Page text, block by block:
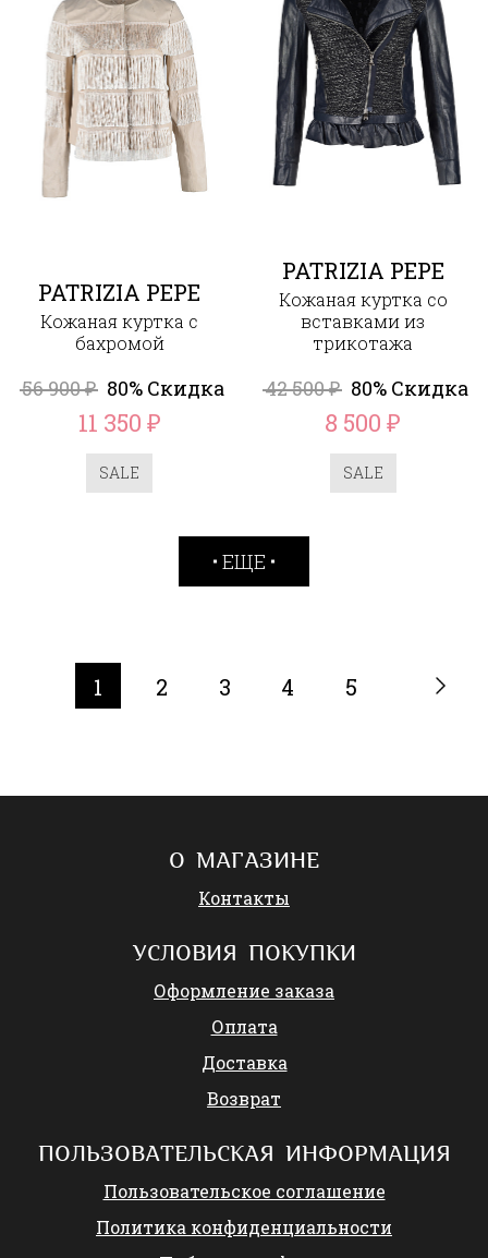
PATRIZIA PEPE
Кожаная куртка с
бахромой
56 900₽ 80% Скидка
11 350 ₽
SALE
PATRIZIA PEPE
Кожаная куртка со
вставками из
трикотажа
42 500₽ 80% Скидка
8 500₽
SALE
ЕЩЕ
1 2 3 4 5
О МАГАЗИНЕ
Контакты
УСЛОВИЯ ПОКУПКИ
Оформление заказа
Оплата
Доставка
Возврат
ПОЛЬЗОВАТЕЛЬСКАЯ ИНФОРМАЦИЯ
Пользовательское соглашение
Политика конфиденциальности